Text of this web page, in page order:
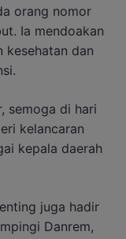
orang nomor
Ia mendoakan
kesehatan dan
semoga di hari
kelancaran
kepala daerah
juga hadir
Danrem,